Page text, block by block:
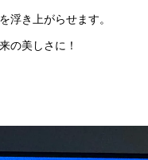
浮き上がらせます。
の美しさに！